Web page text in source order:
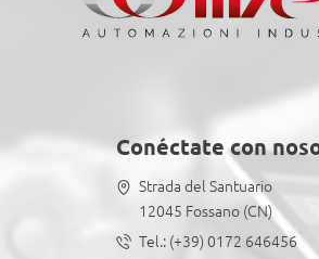
Conéctate con
Strada del Santuario
12045 Fossano (CN)
Tel.:(+39) 0172 646456